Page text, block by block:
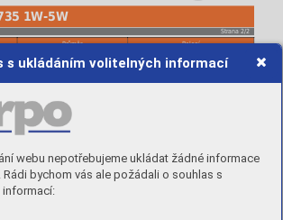
s ukládáním volitelných informací
webu nepotřebujeme ukládat žádné informace
bychom vás ale požádali o souhlas s
informací:
1W-5W
Strana 2/2
Průměr
Balení
4,0 mm 25 kg / K415